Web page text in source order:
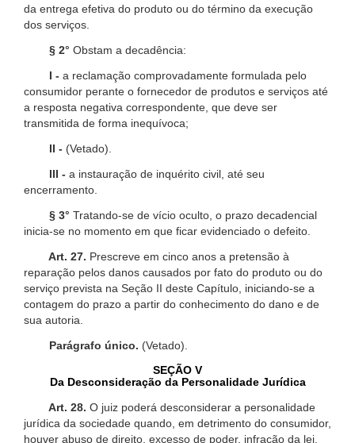
da entrega efetiva do produto ou do término da execução
dos serviços.
§ 2° Obstam a decadência:
I - a reclamação comprovadamente formulada pelo
consumidor perante o fornecedor de produtos e serviços até
a resposta negativa correspondente, que deve ser
transmitida de forma inequívoca;
II - (Vetado).
III - a instauração de inquérito civil, até seu
encerramento.
§ 3° Tratando-se de vício oculto, o prazo decadencial
inicia-se no momento em que ficar evidenciado o defeito.
Art. 27. Prescreve em cinco anos a pretensão à
reparação pelos danos causados por fato do produto ou do
serviço prevista na Seção II deste Capítulo, iniciando-se a
contagem do prazo a partir do conhecimento do dano e de
sua autoria.
Parágrafo único. (Vetado).
SEÇÃO V
Da Desconsideração da Personalidade Jurídica
Art. 28. O juiz poderá desconsiderar a personalidade
jurídica da sociedade quando, em detrimento do consumidor,
houver abuso de direito, excesso de poder, infração da lei,